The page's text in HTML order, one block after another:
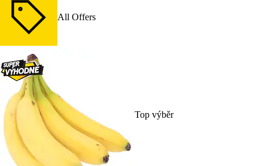
All Offers
Top výběr